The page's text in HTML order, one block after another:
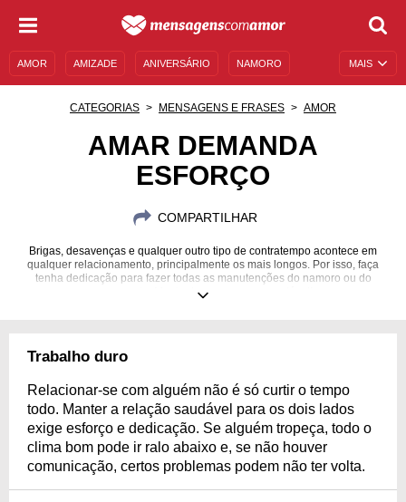
MAIS
AMOR AMIZADE ANIVERSÁRIO NAMORO
MENSAGENS DE ANIVERSÁRIO
CATEGORIAS MENSAGENS E FRASES AMOR
AMAR DEMANDA
ESFORÇO
COMPARTILHAR
Brigas, desavenças e qualquer outro tipo de contratempo acontece em
qualquer relacionamento, principalmente os mais longos. Por isso, faça
tenha dedicação para fazer todas as manutenções do namoro ou do
casamento. Mantenha o seu amor saudável!
Trabalho duro
Relacionar-se com alguém não é só curtir o tempo
todo. Manter a relação saudável para os dois lados
exige esforço e dedicação. Se alguém tropeça, todo o
clima bom pode ir ralo abaixo e, se não houver
comunicação, certos problemas podem não ter volta.